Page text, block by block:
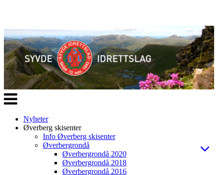
Veksle
navigasjon
Nyheter
Øverberg skisenter
Info Øverberg skisenter
Øverbergrondå
Øverbergrondå 2020
Øverbergrondå 2018
Øverbergrondå 2016